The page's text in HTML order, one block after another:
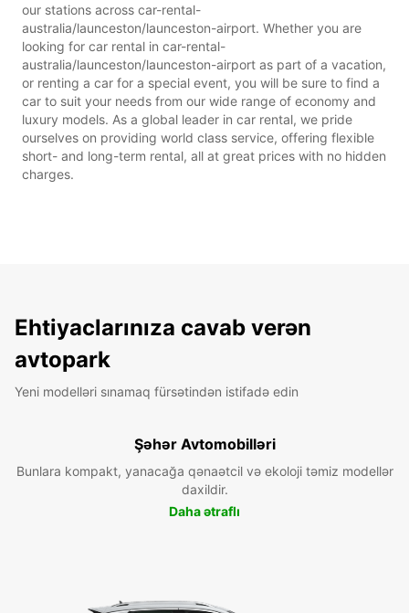
our stations across car-rental-
australia/launceston/launceston-airport. Whether you are
looking for car rental in car-rental-
australia/launceston/launceston-airport as part of a vacation,
or renting a car for a special event, you will be sure to find a
car to suit your needs from our wide range of economy and
luxury models. As a global leader in car rental, we pride
ourselves on providing world class service, offering flexible
short- and long-term rental, all at great prices with no hidden
charges.
Ehtiyaclarınıza cavab verən
avtopark
Yeni modelləri sınamaq fürsətindən istifadə edin
Şəhər Avtomobilləri
Bunlara kompakt, yanacağa qənaətcil və ekoloji təmiz modellər
daxildir.
Daha ətraflı